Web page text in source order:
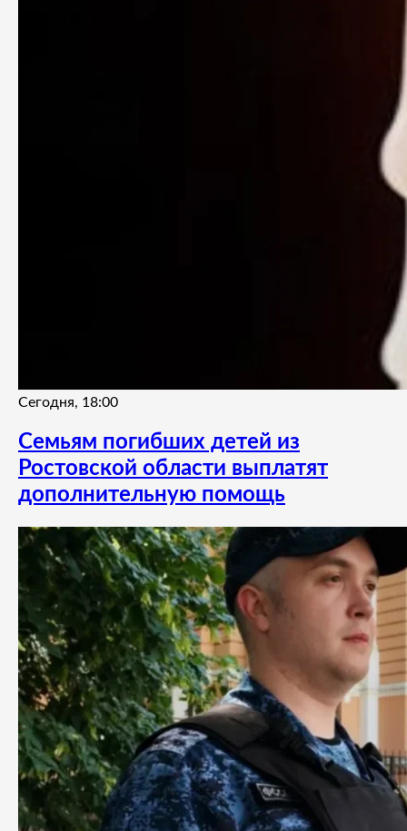
Сегодня, 18:00
Семьям погибших детей из
Ростовской области выплатят
дополнительную помощь